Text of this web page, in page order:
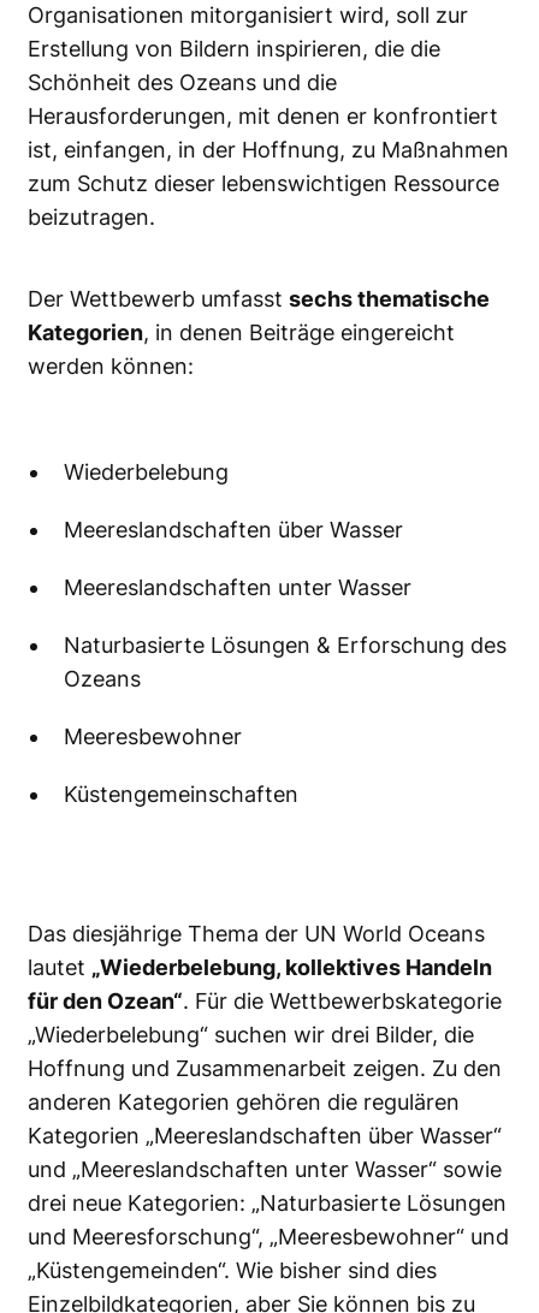
Organisationen mitorganisiert wird, soll zur
Erstellung von Bildern inspirieren, die die
Schönheit des Ozeans und die
Herausforderungen, mit denen er konfrontiert
ist, einfangen, in der Hoffnung, zu Maßnahmen
zum Schutz dieser lebenswichtigen Ressource
beizutragen.
Der Wettbewerb umfasst sechs thematische
Kategorien, in denen Beiträge eingereicht
werden können:
Wiederbelebung
Meereslandschaften über Wasser
Meereslandschaften unter Wasser
Naturbasierte Lösungen & Erforschung des
Ozeans
Meeresbewohner
Küstengemeinschaften
Das diesjährige Thema der UN World Oceans
lautet „Wiederbelebung, kollektives Handeln
für den Ozean“. Für die Wettbewerbskategorie
„Wiederbelebung“ suchen wir drei Bilder, die
Hoffnung und Zusammenarbeit zeigen. Zu den
anderen Kategorien gehören die regulären
Kategorien „Meereslandschaften über Wasser“
und „Meereslandschaften unter Wasser“ sowie
drei neue Kategorien: „Naturbasierte Lösungen
und Meeresforschung“, „Meeresbewohner“ und
„Küstengemeinden“. Wie bisher sind dies
Einzelbildkategorien, aber Sie können bis zu